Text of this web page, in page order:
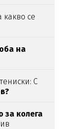
какво се
на
С
за колега